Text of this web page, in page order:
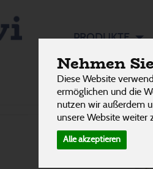
Nehmen
Diese Website
ermöglichen und die
nutzen wir außerdem
unsere Website weiter
Alle akzeptieren
PRODUKTE
Ernährung Allergene